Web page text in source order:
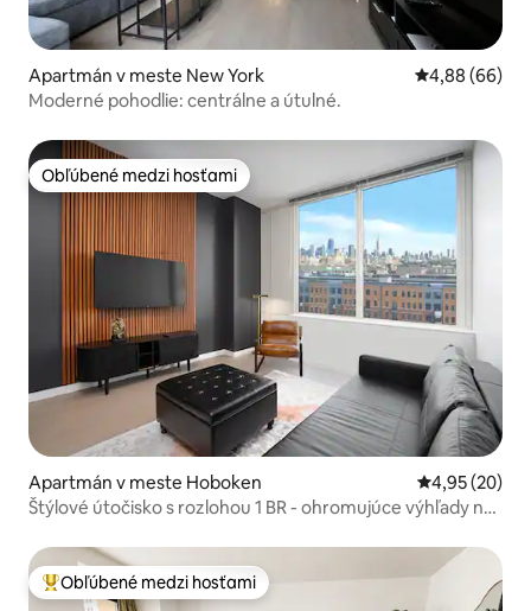
Apartmán v meste New York Priemerné
4,88 (66)
Moderné pohodlie: centrálne a útulné.
Obľúbené medzi hosťami
Obľúbené medzi hosťami
Apartmán v meste Hoboken Priemerné
4,95 (20)
Štýlové útočisko s rozlohou 1 BR - ohromujúce výhľady na
Najobľúbenejšie medzi hosťami
Obľúbené medzi hosťami